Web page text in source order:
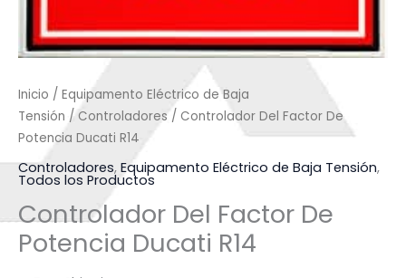
Inicio / Equipamento Eléctrico de Baja
Tensión /Controladores/ Controlador Del Factor De
Potencia Ducati R14
Controladores, Equipamento Eléctrico de Baja Tensión,
Todos los Productos
Controlador Del Factor De
Potencia Ducati R14